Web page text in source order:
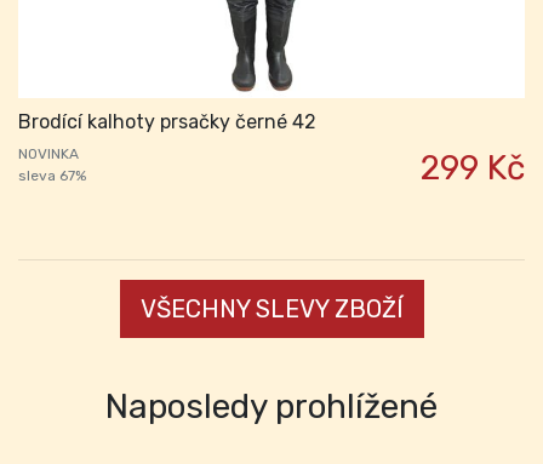
Brodící kalhoty prsačky černé 42
NOVINKA
sleva 67%
299 Kč
VŠECHNY SLEVY ZBOŽÍ
Naposledy prohlížené